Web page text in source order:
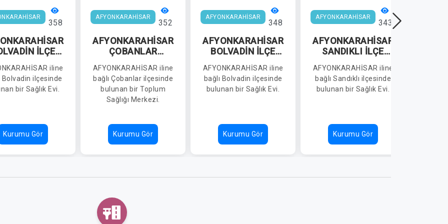
358
İLÇE
EVİ
iline
Bolvadin ilçesinde
bir Sağlık Evi.
Kurumu Gör
AFYONKARAHİSAR
352
AFYONKARAHİSAR
ÇOBANLAR
MERKEZİ
AFYONKARAHİSAR iline
bağlı Çobanlar ilçesinde
bulunan bir Toplum
Sağlığı Merkezi.
Kurumu Gör
AFYONKARAHİSAR
348
AFYONKARAHİSAR
BOLVADİN İLÇE
MÜDÜRLÜĞÜ
KURUCAOVA KÖYÜ
SAĞLIK EVİ
AFYONKARAHİSAR iline
bağlı Bolvadin ilçesinde
bulunan bir Sağlık Evi.
Kurumu Gör
AFYONKARAHİSAR
343
AFYONKARAHİSAR
SANDIKLI İLÇE
MÜDÜRLÜĞÜ
DOĞANSU
(KUSURA) SAĞLIK
AFYONKARAHİSAR iline
bağlı Sandıklı ilçesinde
bulunan bir Sağlık Evi.
Kurumu Gör